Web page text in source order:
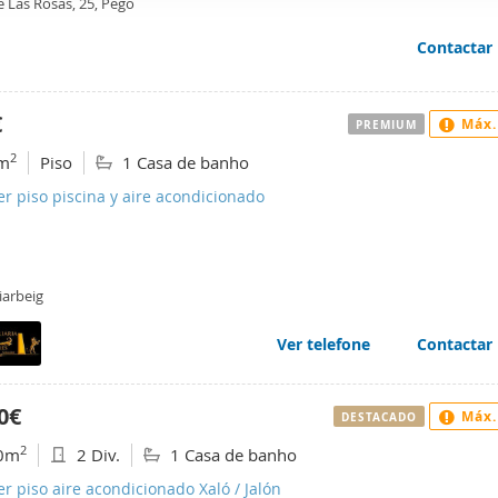
se usan para personalizar el contenido y los anuncios,
el tráfico. Además, compartimos información sobre el uso
de redes sociales, publicidad y análisis web, quienes
que les haya proporcionado o que hayan recopilado a
Contactar
2 Piso 1 Casa de banho
piso piscina y aire acondicionado
Ver telefone Contactar
PREMIUM
2 2 Div. 1 Casa de banho
piso aire acondicionado Xaló / Jalón
DESTACADO